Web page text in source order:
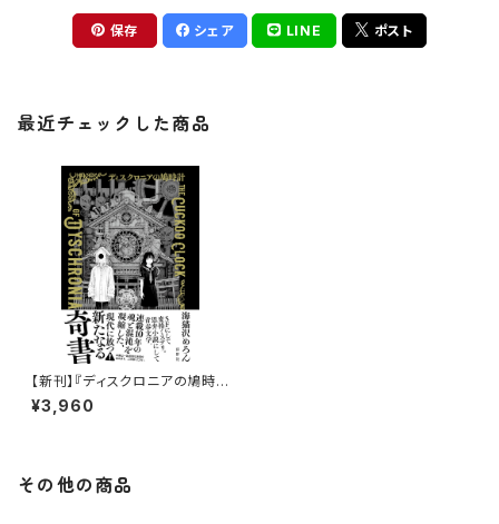
保存 シェア LINE ポスト
最近チェックした商品
【新刊】『ディスクロニアの鳩時
計』海猫沢めろん（サイン本）
¥3,960
その他の商品